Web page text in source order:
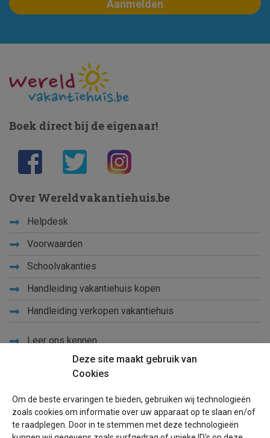
Deze site maakt gebruik van
Cookies
Om de beste ervaringen te bieden, gebruiken wij technologieën
zoals cookies om informatie over uw apparaat op te slaan en/of
te raadplegen. Door in te stemmen met deze technologieën
Boek direct bij de eigenaar!
Over Wereldvakantiehuis.be
Helpdesk
Voorwaarden
Schoolvakanties
Handleiding vakantiehuis kopen
Handleiding verkopen vakantiehuis
Leer ons kennen
Sitemap
Blog